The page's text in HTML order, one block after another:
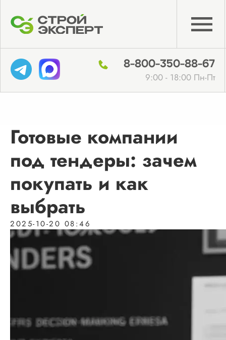
Готовые компании
под тендеры: зачем
покупать и как
выбрать
2025-10-20 08:46